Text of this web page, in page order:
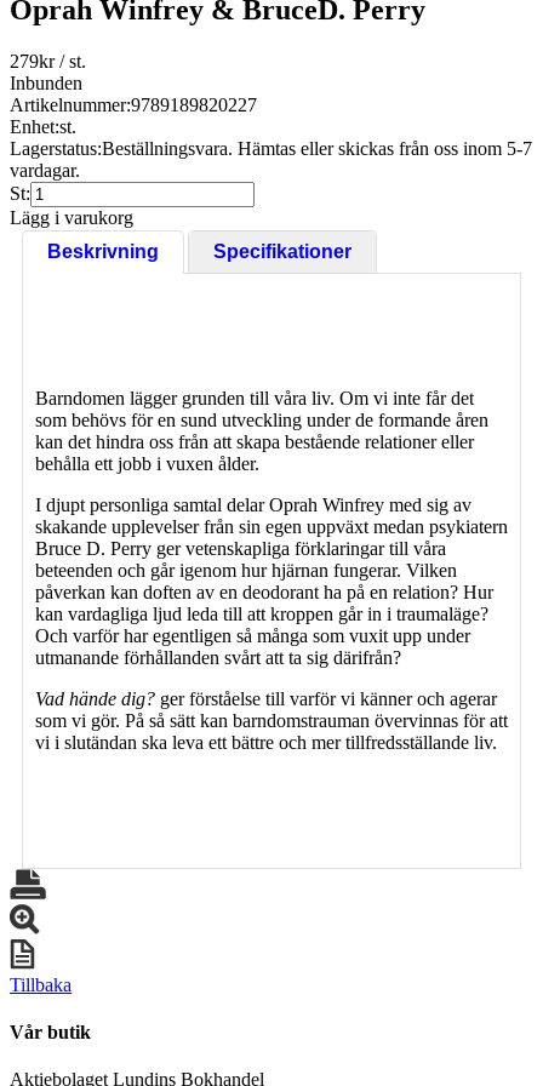
Oprah Winfrey & BruceD. Perry
279kr/ st.
Inbunden
Artikelnummer:9789189820227
Enhet:st.
Lagerstatus:Beställningsvara. Hämtas eller skickas från oss inom 5-7
vardagar.
St:
Lägg i varukorg
Beskrivning
Specifikationer
Barndomen lägger grunden till våra liv. Om vi inte får det
som behövs för en sund utveckling under de formande åren
kan det hindra oss från att skapa bestående relationer eller
behålla ett jobb i vuxen ålder.
I djupt personliga samtal delar Oprah Winfrey med sig av
skakande upplevelser från sin egen uppväxt medan psykiatern
Bruce D. Perry ger vetenskapliga förklaringar till våra
beteenden och går igenom hur hjärnan fungerar. Vilken
påverkan kan doften av en deodorant ha på en relation? Hur
kan vardagliga ljud leda till att kroppen går in i traumaläge?
Och varför har egentligen så många som vuxit upp under
utmanande förhållanden svårt att ta sig därifrån?
Vad hände dig? ger förståelse till varför vi känner och agerar
som vi gör. På så sätt kan barndomstrauman övervinnas för att
vi i slutändan ska leva ett bättre och mer tillfredsställande liv.
Tillbaka
Vår butik
Aktiebolaget Lundins Bokhandel